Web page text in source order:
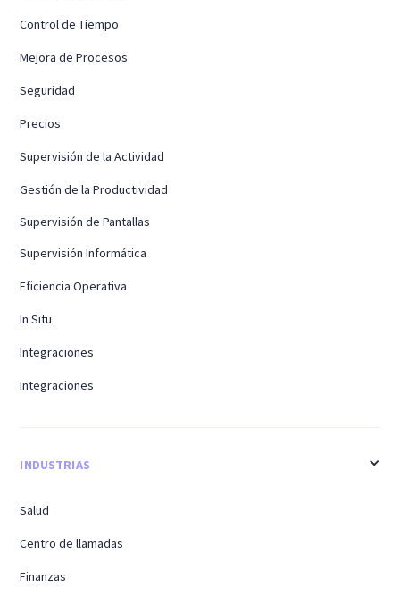
Control de Tiempo
Mejora de Procesos
Seguridad
Precios
Supervisión de la Actividad
Gestión de la Productividad
Supervisión de Pantallas
Supervisión Informática
Eficiencia Operativa
In Situ
Integraciones
Integraciones
INDUSTRIAS
Salud
Centro de llamadas
Finanzas